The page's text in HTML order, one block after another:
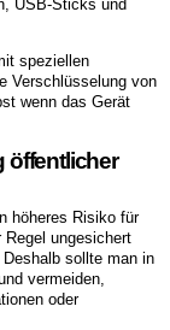
USB-Sticks und
speziellen
Verschlüsselung von
wenn das Gerät
öffentlicher
höheres Risiko für
ungesichert
sollte man in
vermeiden,
oder